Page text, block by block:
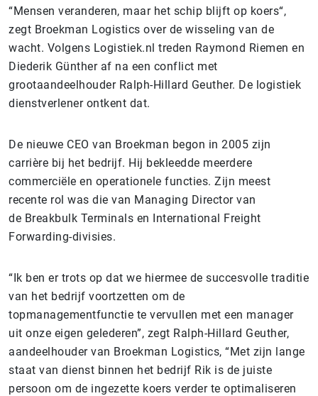
“Mensen veranderen, maar het schip blijft op koers“,
zegt Broekman Logistics over de wisseling van de
wacht. Volgens Logistiek.nl treden Raymond Riemen en
Diederik Günther af na een conflict met
grootaandeelhouder Ralph-Hillard Geuther. De logistiek
dienstverlener ontkent dat.
De nieuwe CEO van Broekman begon in 2005 zijn
carrière bij het bedrijf. Hij bekleedde meerdere
commerciële en operationele functies. Zijn meest
recente rol was die van Managing Director van
de Breakbulk Terminals en International Freight
Forwarding-divisies.
“Ik ben er trots op dat we hiermee de succesvolle traditie
van het bedrijf voortzetten om de
topmanagementfunctie te vervullen met een manager
uit onze eigen gelederen”, zegt Ralph-Hillard Geuther,
aandeelhouder van Broekman Logistics, “Met zijn lange
staat van dienst binnen het bedrijf Rik is de juiste
persoon om de ingezette koers verder te optimaliseren